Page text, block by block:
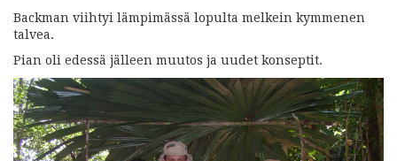
Backman viihtyi lämpimässä lopulta melkein kymmenen
talvea.
Pian oli edessä jälleen muutos ja uudet konseptit.